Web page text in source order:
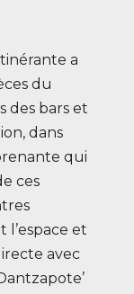
a
du
des bars et
dans
qui
ces
et
avec